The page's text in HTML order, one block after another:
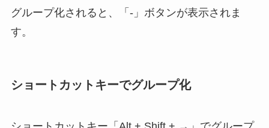
グループ化されると、「-」ボタンが表示されま
す。
ショートカットキーでグループ化